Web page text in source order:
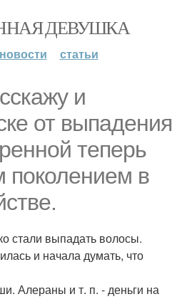
ДЕВУШКА
новости статьи
и
от выпадения
теперь
поколением в
стали выпадать волосы.
и начала думать, что
Алераны и т. п. - деньги на